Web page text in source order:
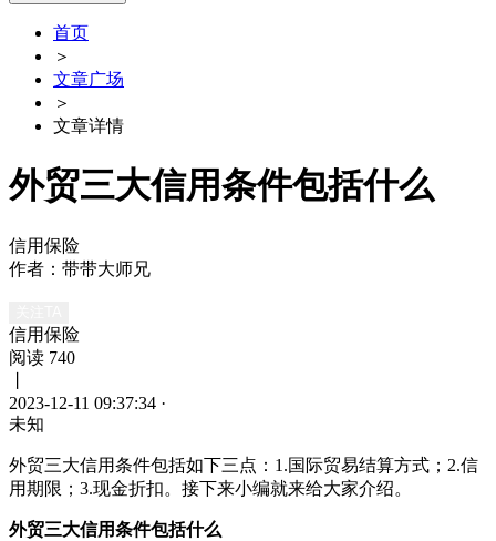
首页
＞
文章广场
＞
文章详情
外贸三大信用条件包括什么
信用保险
作者：带带大师兄
信用保险
阅读 740
2023-12-11 09:37:34 ·
未知
外贸三大信用条件包括如下三点：1.国际贸易结算方式；2.信
用期限；3.现金折扣。接下来小编就来给大家介绍。
外贸三大信用条件包括什么